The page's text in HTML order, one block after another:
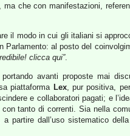
che con manifestazioni,
il modo in cui gli italiani si
al posto del
clicca qui”.
avanti proposte mai
piattaforma Lex, pur positiva,
e collaboratori pagati; e
tanto di correnti. Sia nella
partire dall’uso sistematico